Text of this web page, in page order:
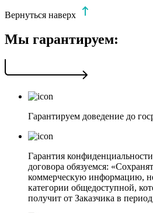
Вернуться наверх
Мы гарантируем:
Гарантируем доведение до
Гарантия
договора обязуемся:
коммерческую информацию,
категории общедоступной,
получит от Заказчика в